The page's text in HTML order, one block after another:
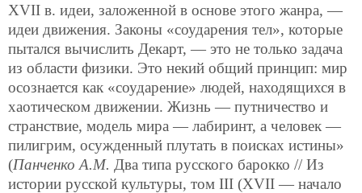
XVII в. идеи, заложенной в основе этого жанра, —
идеи движения. Законы «соударения тел», которые
пытался вычислить Декарт, — это не только задача
из области физики. Это некий общий принцип: мир
осознается как «соударение» людей, находящихся в
хаотическом движении. Жизнь — путничество и
странствие, модель мира — лабиринт, а человек —
пилигрим, осужденный плутать в поисках истины»
(Панченко А.М. Два типа русского барокко // Из
истории русской культуры, том III (XVII — начало